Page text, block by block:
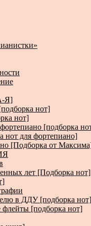
статьи…
Я]
нот]
нот]
[подборка
нот для фортепиано]
[Подборка от
лет [Подборка нот]
в ДДУ [подборка нот]
флейты [подборка нот]